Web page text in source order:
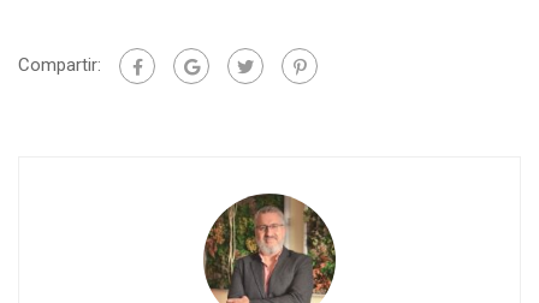
Compartir: